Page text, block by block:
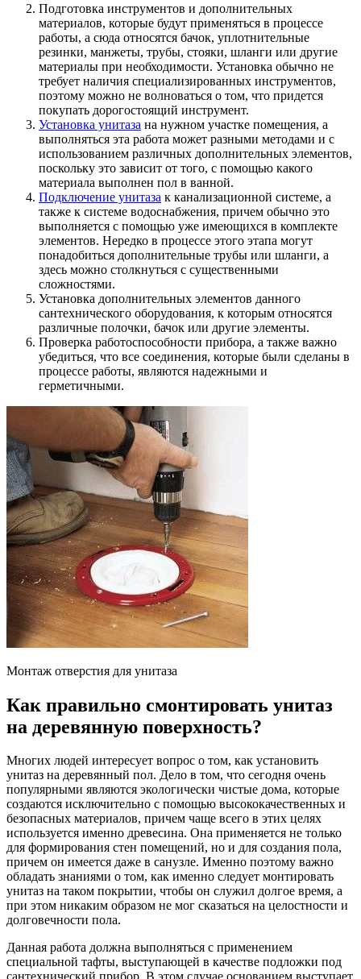
Подготовка инструментов и дополнительных
материалов, которые будут применяться в процессе
работы, а сюда относятся бачок, уплотнительные
резинки, манжеты, трубы, стояки, шланги или другие
материалы при необходимости. Установка обычно не
требует наличия специализированных инструментов,
поэтому можно не волноваться о том, что придется
покупать дорогостоящий инструмент.
Установка унитаза на нужном участке помещения, а
выполняться эта работа может разными методами и с
использованием различных дополнительных элементов,
поскольку это зависит от того, с помощью какого
материала выполнен пол в ванной.
Подключение унитаза к канализационной системе, а
также к системе водоснабжения, причем обычно это
выполняется с помощью уже имеющихся в комплекте
элементов. Нередко в процессе этого этапа могут
понадобиться дополнительные трубы или шланги, а
здесь можно столкнуться с существенными
сложностями.
Установка дополнительных элементов данного
сантехнического оборудования, к которым относятся
различные полочки, бачок или другие элементы.
Проверка работоспособности прибора, а также важно
убедиться, что все соединения, которые были сделаны в
процессе работы, являются надежными и
герметичными.
Монтаж отверстия для унитаза
Как правильно смонтировать унитаз
на деревянную поверхность?
Многих людей интересует вопрос о том, как установить
унитаз на деревянный пол. Дело в том, что сегодня очень
популярными являются экологически чистые дома, которые
создаются исключительно с помощью высококачественных и
безопасных материалов, причем чаще всего в этих целях
используется именно древесина. Она применяется не только
для формирования стен помещений, но и для создания пола,
причем он имеется даже в санузле. Именно поэтому важно
обладать знаниями о том, как именно следует монтировать
унитаз на таком покрытии, чтобы он служил долгое время, а
при этом никаким образом не мог сказаться на целостности и
долговечности пола.
Данная работа должна выполняться с применением
специальной тафты, выступающей в качестве подложки под